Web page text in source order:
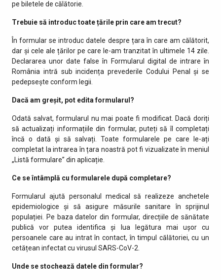
pe biletele de călătorie.
Trebuie să introduc toate țările prin care am trecut?
În formular se introduc datele despre țara în care am călătorit,
dar și cele ale țărilor pe care le-am tranzitat în ultimele 14 zile.
Declararea unor date false în Formularul digital de intrare în
România intră sub incidența prevederile Codului Penal și se
pedepsește conform legii.
Dacă am greșit, pot edita formularul?
Odată salvat, formularul nu mai poate fi modificat. Dacă doriți
să actualizați informațiile din formular, puteți să îl completați
încă o dată și să salvați. Toate formularele pe care le-ați
completat la intrarea în țara noastră pot fi vizualizate în meniul
„Listă formulare” din aplicație.
Ce se întâmplă cu formularele după completare?
Formularul ajută personalul medical să realizeze anchetele
epidemiologice și să asigure măsurile sanitare în sprijinul
populației. Pe baza datelor din formular, direcțiile de sănătate
publică vor putea identifica și lua legătura mai ușor cu
persoanele care au intrat în contact, în timpul călătoriei, cu un
cetățean infectat cu virusul SARS-CoV-2.
Unde se stochează datele din formular?